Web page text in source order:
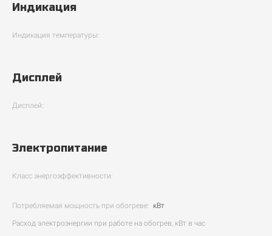
Индикация
Индикация температуры:
Дисплей
Дисплей:
Электропитание
Класс энергоэффективности:
Потребляемая мощность при обогреве: кВт
Расход электроэнергии при работе на обогрев, кВт в час